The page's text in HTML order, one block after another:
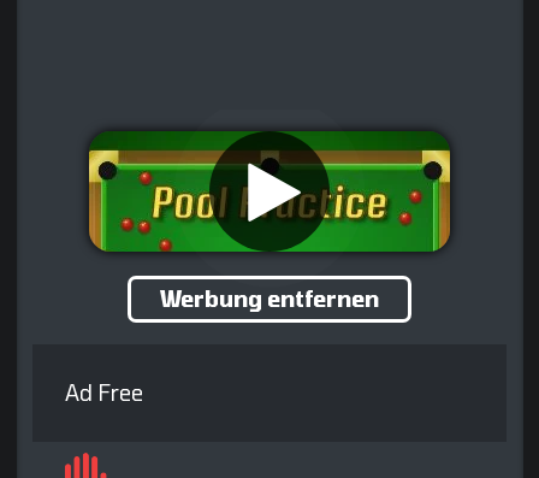
Werbung entfernen
Ad Free